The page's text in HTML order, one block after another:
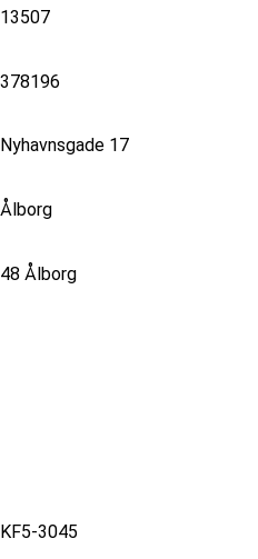
13507
378196
Nyhavnsgade 17
Ålborg
48 Ålborg
KF5-3045